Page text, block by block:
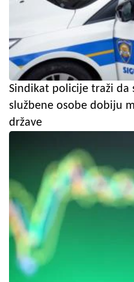
Sindikat policije traži da
službene osobe dobiju
države